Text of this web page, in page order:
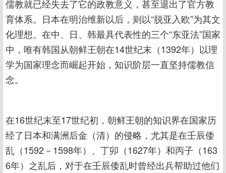
儒教就已经失去了它的政教意义，甚至退出了官方教
育体系。日本在明治维新以后，则以“脱亚入欧”为其文
化理想。在中、日、韩最具代表性的三个“东亚法”国家
中，唯有韩国从朝鲜王朝在14世纪末（1392年）以理
学为国家理念而崛起开始，知识阶层一直坚持儒教信
念。
在16世纪末至17世纪初，朝鲜王朝的知识界在国家历
经了日本和满洲后金（清）的侵略，尤其是在壬辰倭
乱（1592－1598年）、丁卯（1627年）和丙子（163
6年）之乱后，对于在壬辰倭乱时曾经出兵帮助过他们